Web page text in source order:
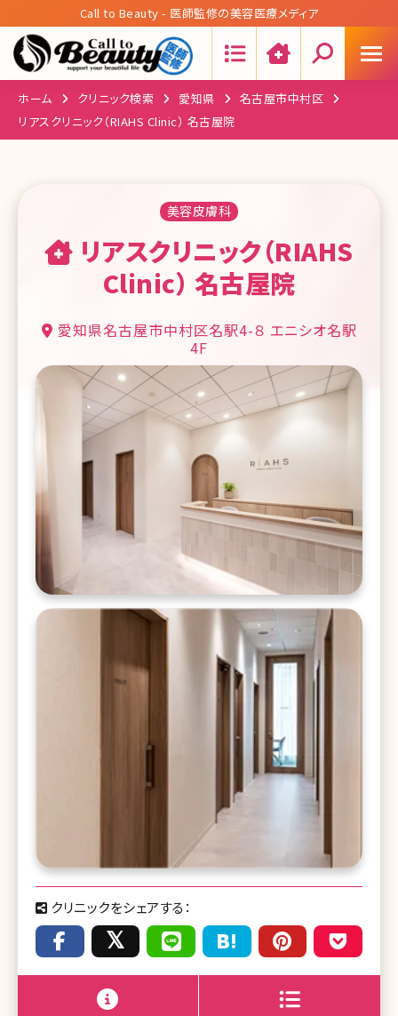
Call to Beauty - 医師監修の美容医療メディア
ホーム クリニック検索 愛知県
名古屋市中村区
リアスクリニック（RIAHS Clinic） 名古屋院
美容皮膚科
リアスクリニック（RIAHS
Clinic） 名古屋院
愛知県名古屋市中村区名駅4-８ エニシオ名駅
4F
クリニックをシェアする：